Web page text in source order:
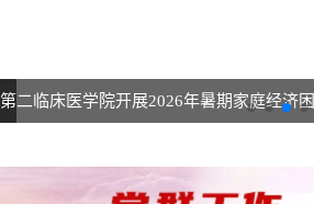
第二临床医学院开展2026年暑期家庭经济